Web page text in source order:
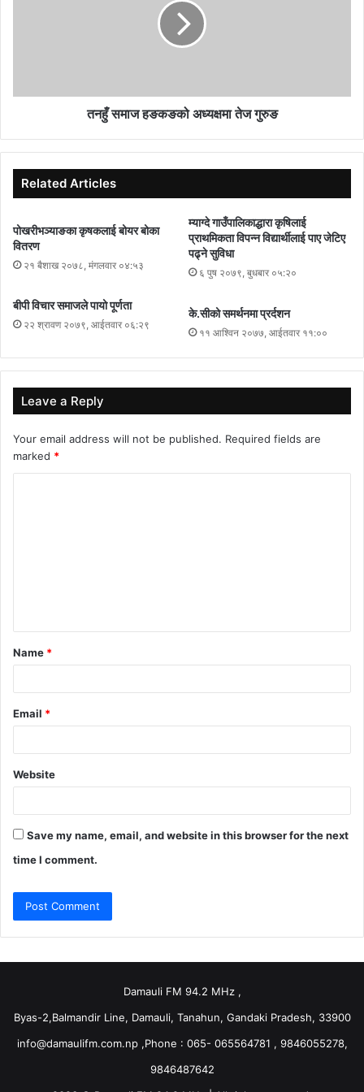
तनहुँ समाज हङकङको अध्यक्षमा तेज गुरुङ
Related Articles
पोखरीभञ्याङका कृषकलाई बोयर बोका
वितरण
२१ बैशाख २०७८, मंगलवार ०४:५३
म्याग्दे गाउँपालिकाद्धारा कृषिलाई
प्राथमिकता विपन्न विद्यार्थीलाई पाए जेटिए
पढ्ने सुविधा
६ पुष २०७९, बुधबार ०५:२०
बीपी विचार समाजले पायो पूर्णता
२२ श्रावण २०७९, आईतवार ०६:२९
के.सीको समर्थनमा प्रर्दशन
११ आश्विन २०७७, आईतवार ११:००
Leave a Reply
Your email address will not be published. Required fields are
marked *
t
*
Name *
Email *
Website
Save my name, email, and website in this browser for the next
time I comment.
Damauli FM 94.2 MHz ,
Byas-2,Balmandir Line, Damauli, Tanahun, Gandaki Pradesh, 33900
info@damaulifm.com.np,Phone : 065- 065564781 , 9846055278,
9846487642